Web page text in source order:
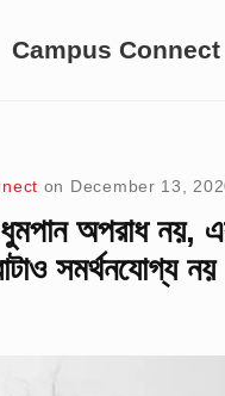
Campus Connect
on December 13,
অপরাধ নয়,
সমর্থনযোগ্য নয়